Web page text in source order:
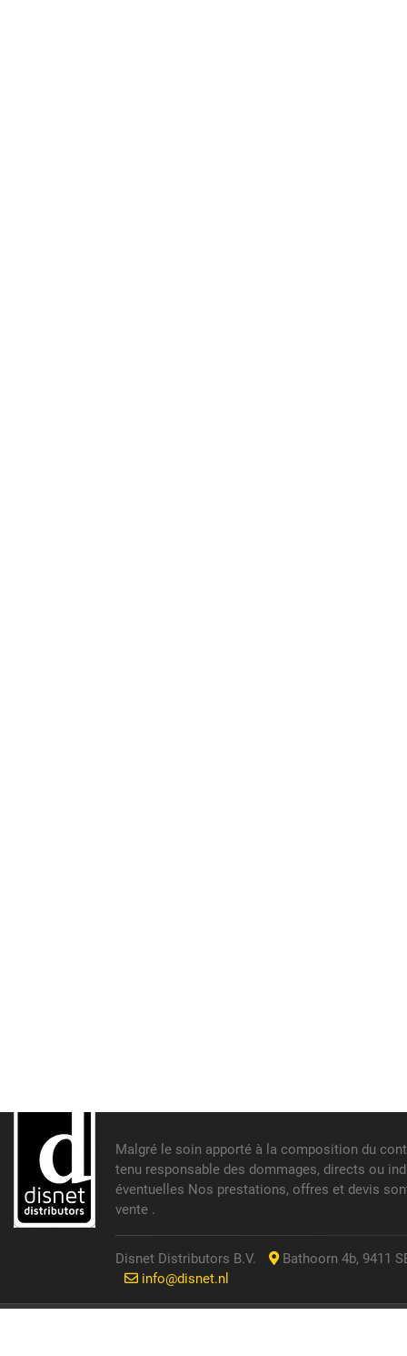
Malgré le soin apporté à la composition du
tenu responsable des dommages, directs ou
éventuelles Nos prestations, offres et devis
vente .
Disnet Distributors B.V.
Bathoorn 4b, 9411
info@disnet.nl